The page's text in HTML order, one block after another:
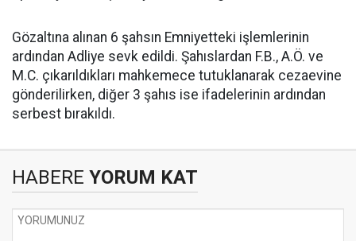
Gözaltına alınan 6 şahsın Emniyetteki işlemlerinin
ardından Adliye sevk edildi. Şahıslardan F.B., A.Ö. ve
M.C. çıkarıldıkları mahkemece tutuklanarak cezaevine
gönderilirken, diğer 3 şahıs ise ifadelerinin ardından
serbest bırakıldı.
HABERE YORUM KAT